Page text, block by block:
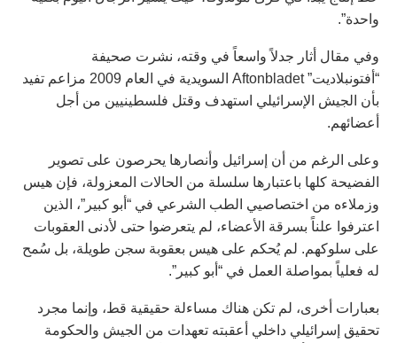
واحدة”.
وفي مقال أثار جدلاً واسعاً في وقته، نشرت صحيفة
“أفتونبلاديت” Aftonbladet السويدية في العام 2009 مزاعم تفيد
بأن الجيش الإسرائيلي استهدف وقتل فلسطينيين من أجل
أعضائهم.
وعلى الرغم من أن إسرائيل وأنصارها يحرصون على تصوير
الفضيحة كلها باعتبارها سلسلة من الحالات المعزولة، فإن هيس
وزملاءه من اختصاصيي الطب الشرعي في “أبو كبير”، الذين
اعترفوا علناً بسرقة الأعضاء، لم يتعرضوا حتى لأدنى العقوبات
على سلوكهم. لم يُحكم على هيس بعقوبة سجن طويلة، بل سُمح
له فعلياً بمواصلة العمل في “أبو كبير”.
بعبارات أخرى، لم تكن هناك مساءلة حقيقية قط، وإنما مجرد
تحقيق إسرائيلي داخلي أعقبته تعهدات من الجيش والحكومة